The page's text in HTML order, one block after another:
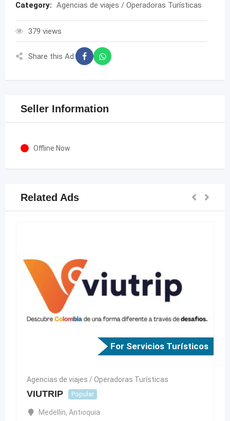
Category: Agencias de viajes / Operadoras Turísticas
379 views
Share this Ad:
Seller Information
Offline Now
Related Ads
For Servicios Turísticos
Agencias de viajes / Operadoras Turísticas
VIUTRIP Popular
Medellín, Antioquia